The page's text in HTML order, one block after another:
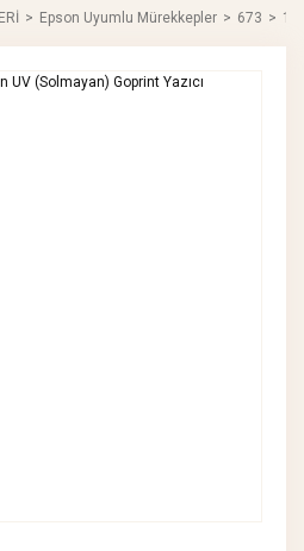
Epson Uyumlu Mürekkepler 673 1